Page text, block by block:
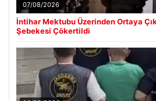
07/08/2026
İntihar Mektubu Üzerinden Ortaya
Şebekesi Çökertildi